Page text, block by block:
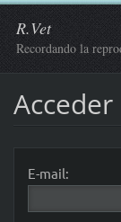
R.Vet
Recordando la
Acceder
E-mail: